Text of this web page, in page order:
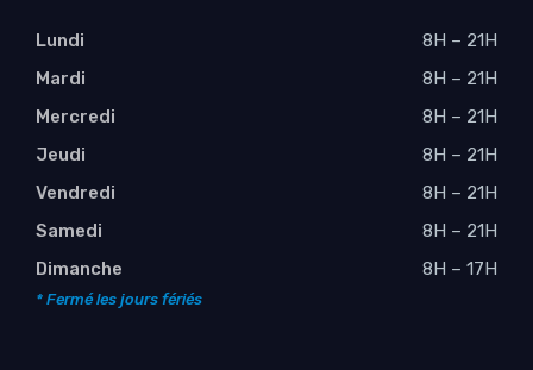
Lundi
8H – 21H
Mardi
8H – 21H
Mercredi
8H – 21H
Jeudi
8H – 21H
Vendredi
8H – 21H
Samedi
8H – 21H
Dimanche
8H – 17H
* Fermé les jours fériés